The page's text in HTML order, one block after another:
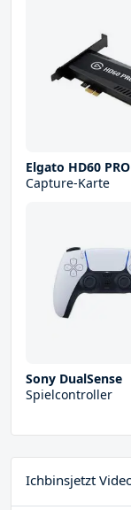
Elgato HD60 PRO
Capture-Karte
Sony DualSense
Spielcontroller
Ichbinsjetzt